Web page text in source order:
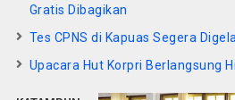
Gratis Dibagikan
Tes CPNS di Kapuas Segera
Upacara Hut Korpri Berlangsung